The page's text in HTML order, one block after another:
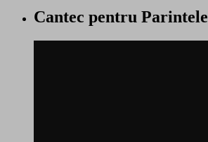
Cantec pentru Parintele